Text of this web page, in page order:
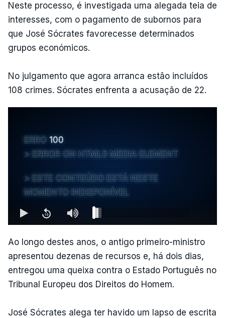
Neste processo, é investigada uma alegada teia de
interesses, com o pagamento de subornos para
que José Sócrates favorecesse determinados
grupos económicos.
No julgamento que agora arranca estão incluídos
108 crimes. Sócrates enfrenta a acusação de 22.
ERRO 100
ERROR ON HTML5 MEDIA ELEMENT
ESTE CONTEÚDO ESTÁ NESTE
MOMENTO INDISPONÍVEL
Ao longo destes anos, o antigo primeiro-ministro
apresentou dezenas de recursos e, há dois dias,
entregou uma queixa contra o Estado Português no
Tribunal Europeu dos Direitos do Homem.
José Sócrates alega ter havido um lapso de escrita